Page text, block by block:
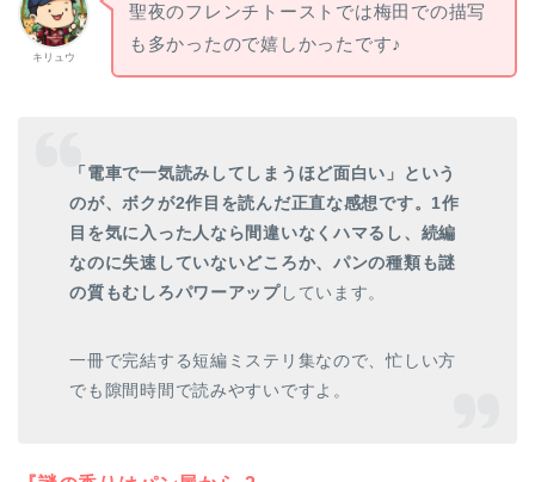
キリュウ
聖夜のフレンチトーストでは梅田での描写
も多かったので嬉しかったです♪
「電車で一気読みしてしまうほど面白い」という
のが、ボクが2作目を読んだ正直な感想です。1作
目を気に入った人なら間違いなくハマるし、続編
なのに失速していないどころか、パンの種類も謎
の質もむしろパワーアップしています。
一冊で完結する短編ミステリ集なので、忙しい方
でも隙間時間で読みやすいですよ。